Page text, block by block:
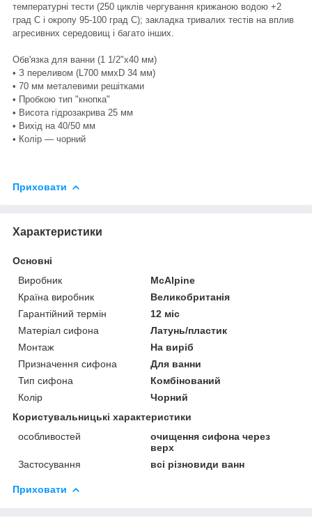
температурні тести (250 циклів чергування крижаною водою +2
град C і окропу 95-100 град С); закладка тривалих тестів на вплив
агресивних середовищ і багато інших.
Обв'язка для ванни (1 1/2"х40 мм)
• З переливом (L700 ммхD 34 мм)
• 70 мм металевими решітками
• Пробкою тип "кнопка"
• Висота гідрозакрива 25 мм
• Вихід на 40/50 мм
• Колір — чорний
Приховати
Характеристики
Основні
Виробник
McAlpine
Країна виробник
Великобританія
Гарантійний термін
12 міс
Матеріал сифона
Латунь/пластик
Монтаж
На виріб
Призначення сифона
Для ванни
Тип сифона
Комбінований
Колір
Чорний
Користувальницькі характеристики
особливостей
очищення сифона через
верх
Застосування
всі різновиди ванн
Приховати